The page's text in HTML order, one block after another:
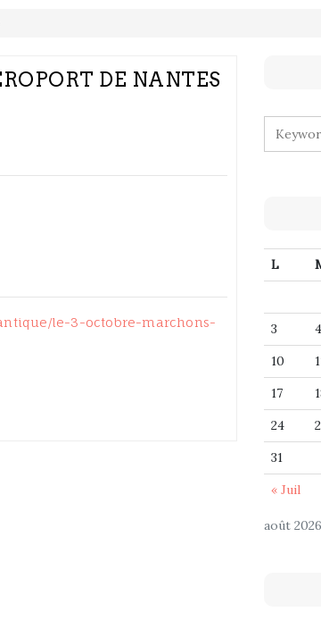
DE NANTES
le-3-octobre-marchons-
août 2026
L
3
4
10
17
24
31
« Juil